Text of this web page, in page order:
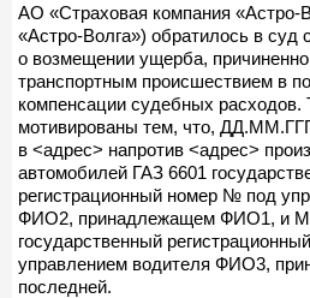
АО «Страховая компания
«Астро-Волга») обратилось в
о возмещении ущерба,
транспортным происшествием в
компенсации судебных расходов.
мотивированы тем, что,
в <адрес> напротив <адрес>
автомобилей ГАЗ 6601
регистрационный номер № под
ФИО2, принадлежащем ФИО1, и
государственный
управлением водителя ФИО3,
последней.